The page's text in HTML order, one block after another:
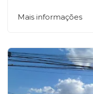
Mais informações